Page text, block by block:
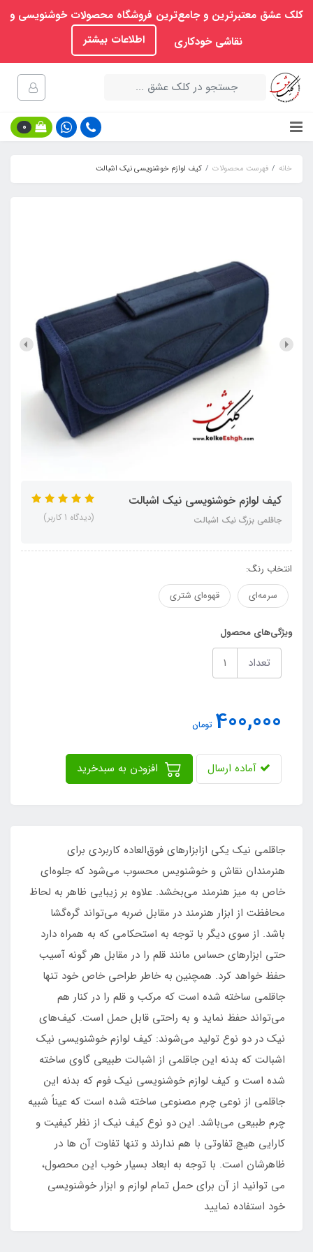
کلک عشق معتبرترین و جامع‌ترین فروشگاه محصولات خوشنویسی و
نقاشی خودکاری
اطلاعات بیشتر
0
خانه فهرست محصولات کیف لوازم خوشنویسی نیک اشبالت
کیف لوازم خوشنویسی نیک اشبالت
جاقلمی بزرگ نیک اشبالت (دیدگاه 1 کاربر)
انتخاب رنگ:
سرمه‌ای
قهوه‌ای شتری
ویژگی‌های محصول
تعداد
400,000 تومان
آماده ارسال
جاقلمی نیک یکی ازابزارهای فوق‌العاده کاربردی برای
هنرمندان نقاش و خوشنویس محسوب می‌شود که جلوه‌ای
خاص به میز هنرمند می‌بخشد. علاوه بر زیبایی ظاهر به لحاظ
محافظت از ابزار هنرمند در مقابل ضربه می‌تواند گره‌گشا
باشد. از سوی دیگر با توجه به استحکامی که به همراه دارد
حتی ابزارهای حساس مانند قلم را در مقابل هر گونه آسیب
حفظ خواهد کرد. همچنین به خاطر طراحی خاص خود تنها
جاقلمی ساخته شده است که مرکب و قلم را در کنار هم
می‌تواند حفظ نماید و به راحتی قابل حمل است. کیف‌های
نیک در دو نوع تولید می‌شوند: کیف لوازم خوشنویسی نیک
اشبالت که بدنه این جاقلمی از اشبالت طبیعی گاوی ساخته
شده است و کیف لوازم خوشنویسی نیک فوم که بدنه این
جاقلمی از نوعی چرم مصنوعی ساخته شده است که عیناً شبیه
چرم طبیعی می‌باشد. این دو نوع کیف نیک از نظر کیفیت و
کارایی هیچ تفاوتی با هم ندارند و تنها تفاوت آن ها در
ظاهرشان است. با توجه به ابعاد بسیار خوب این محصول،
می توانید از آن برای حمل تمام لوازم و ابزار خوشنویسی
خود استفاده نمایید